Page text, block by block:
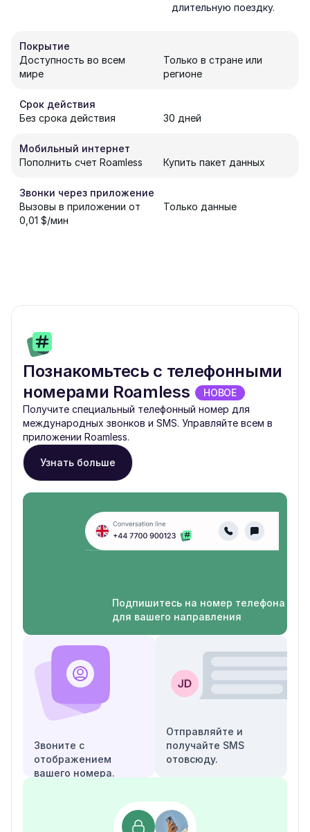
длительную поездку.
Покрытие
Доступность во всем
мире
Только в стране или
регионе
Срок действия
Без срока действия
30 дней
Мобильный интернет
Пополнить счет Roamless
Купить пакет данных
Звонки через приложение
Вызовы в приложении от
0,01 $/мин
Только данные
Познакомьтесь с телефонными
номерами Roamless
НОВОЕ
Получите специальный телефонный номер для
международных звонков и SMS. Управляйте всем в
приложении Roamless.
Узнать больше
Подпишитесь на номер телефона
для вашего направления
Звоните с
отображением
вашего номера.
Отправляйте и
получайте SMS
отовсюду.